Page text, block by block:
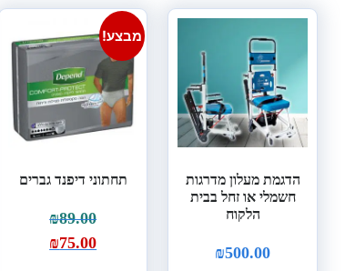
הדגמת מעלון מדרגות
חשמלי או זחל בבית
הלקוח
₪500.00
מבצע!
תחתוני דיפנד גברים
₪89.00
₪75.00